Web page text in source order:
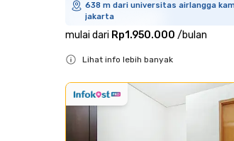
638 m dari universitas airlangga
jakarta
mulai dari Rp1.950.000 /bulan
Lihat info lebih banyak